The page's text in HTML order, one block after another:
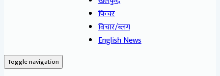
फिचर
विचार/ब्लग
English News
Toggle navigation